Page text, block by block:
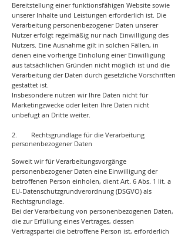
Bereitstellung einer funktionsfähigen Website sowie
unserer Inhalte und Leistungen erforderlich ist. Die
Verarbeitung personenbezogener Daten unserer
Nutzer erfolgt regelmäßig nur nach Einwilligung des
Nutzers. Eine Ausnahme gilt in solchen Fällen, in
denen eine vorherige Einholung einer Einwilligung
aus tatsächlichen Gründen nicht möglich ist und die
Verarbeitung der Daten durch gesetzliche Vorschriften
gestattet ist.
Insbesondere nutzen wir Ihre Daten nicht für
Marketingzwecke oder leiten Ihre Daten nicht
unbefugt an Dritte weiter.
2. Rechtsgrundlage für die Verarbeitung
personenbezogener Daten
Soweit wir für Verarbeitungsvorgänge
personenbezogener Daten eine Einwilligung der
betroffenen Person einholen, dient Art. 6 Abs. 1 lit. a
EU-Datenschutzgrundverordnung (DSGVO) als
Rechtsgrundlage.
Bei der Verarbeitung von personenbezogenen Daten,
die zur Erfüllung eines Vertrages, dessen
Vertragspartei die betroffene Person ist, erforderlich